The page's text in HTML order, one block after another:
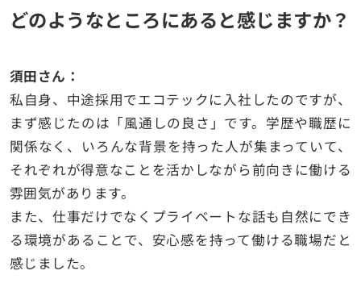
どのようなところにあると感じますか？
須田さん：
私自身、中途採用でエコテックに入社したのですが、
まず感じたのは「風通しの良さ」です。学歴や職歴に
関係なく、いろんな背景を持った人が集まっていて、
それぞれが得意なことを活かしながら前向きに働ける
雰囲気があります。
また、仕事だけでなくプライベートな話も自然にでき
る環境があることで、安心感を持って働ける職場だと
感じました。